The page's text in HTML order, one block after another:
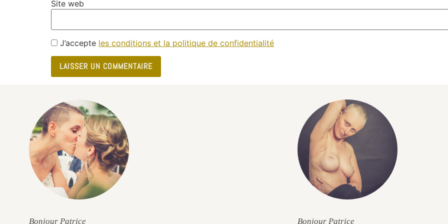
Site web
J’accepte les conditions et la politique de confidentialité
Bonjour Patrice Bonjour Patrice